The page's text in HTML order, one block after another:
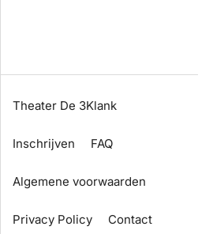
Theater De 3Klank
Inschrijven FAQ
Algemene voorwaarden
Privacy Policy Contact